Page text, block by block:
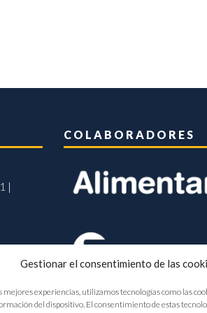
Gestionar el consentimiento de las
mejores experiencias, utilizamos tecnologías como las
del dispositivo. El consentimiento de estas
|
COLABORADORES